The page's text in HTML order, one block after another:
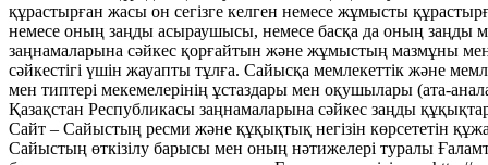
құрастырған жасы он сегізге келген немесе жұмысты
немесе оның заңды асыраушысы, немесе басқа да оның заңды
заңнамаларына сәйкес қорғайтын және жұмыстың мазмұны
сәйкестігі үшін жауапты тұлға. Сайысқа мемлекеттік және
мен типтері мекемелерінің ұстаздары мен оқушылары (ата-
Қазақстан Республикасы заңнамаларына сәйкес заңды
Сайт – Сайыстың ресми және құқықтық негізін көрсететін
Сайыстың өткізілу барысы мен оның нәтижелері туралы